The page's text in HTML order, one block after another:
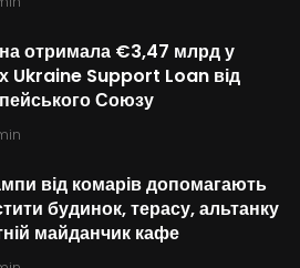
отримала €3,47 млрд у
Ukraine Support Loan від
Союзу
від комарів допомагають
будинок, терасу, альтанку
майданчик кафе